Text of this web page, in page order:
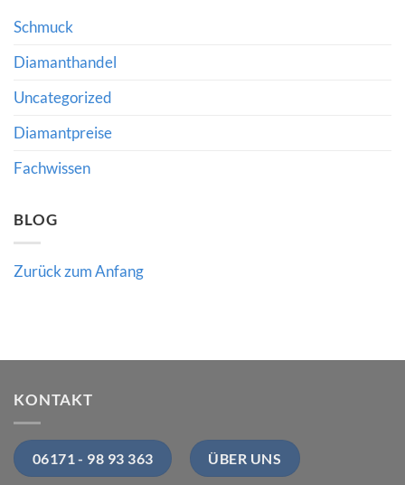
für
Käufer
Händler
bedeutet
für
den
bedeuten
Schmuck
Diamanthandel
Uncategorized
Diamantpreise
Fachwissen
BLOG
Zurück zum Anfang
KONTAKT
06171 - 98 93 363 ÜBER UNS